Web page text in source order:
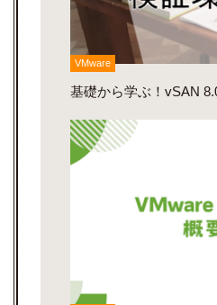
VMware
基礎から学ぶ！vSAN